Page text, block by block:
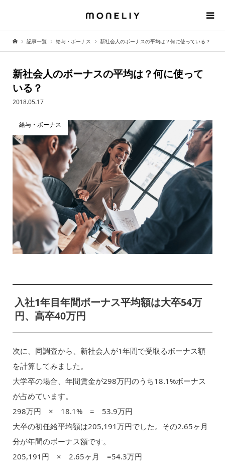
記事一覧 給与・ボーナス 新社会人のボーナスの平均は？何に使っている？
新社会人のボーナスの平均は？何に使って
いる？
2018.05.17
給与・ボーナス
入社1年目年間ボーナス平均額は大卒54万
円、高卒40万円
次に、同調査から、新社会人が1年間で受取るボーナス額
を計算してみました。
大学卒の場合、年間賃金が298万円のうち18.1%ボーナス
が占めています。
298万円 × 18.1% = 53.9万円
大卒の初任給平均額は205,191万円でした。その2.65ヶ月
分が年間のボーナス額です。
205,191円 × 2.65ヶ月 =54.3万円